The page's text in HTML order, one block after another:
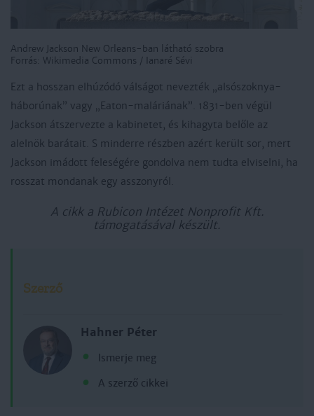
Andrew Jackson New Orleans-ban látható szobra
Forrás: Wikimedia Commons / Ianaré Sévi
Ezt a hosszan elhúzódó válságot nevezték „alsószoknya-
háborúnak” vagy „Eaton-maláriának”. 1831-ben végül
Jackson átszervezte a kabinetet, és kihagyta belőle az
alelnök barátait. S minderre részben azért került sor, mert
Jackson imádott feleségére gondolva nem tudta elviselni, ha
rosszat mondanak egy asszonyról.
A cikk a Rubicon Intézet Nonprofit Kft.
támogatásával készült.
Szerző
Hahner Péter
Ismerje meg
A szerző cikkei